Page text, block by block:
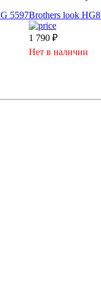
Brothers look
1 790 ₽
Нет в наличии